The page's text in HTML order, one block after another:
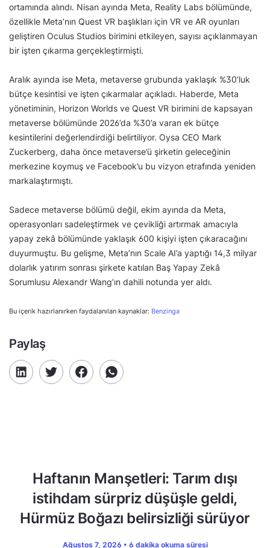
ortamında alındı. Nisan ayında Meta, Reality Labs bölümünde,
özellikle Meta’nın Quest VR başlıkları için VR ve AR oyunları
geliştiren Oculus Studios birimini etkileyen, sayısı açıklanmayan
bir işten çıkarma gerçekleştirmişti.
Aralık ayında ise Meta, metaverse grubunda yaklaşık %30’luk
bütçe kesintisi ve işten çıkarmalar açıkladı. Haberde, Meta
yönetiminin, Horizon Worlds ve Quest VR birimini de kapsayan
metaverse bölümünde 2026’da %30’a varan ek bütçe
kesintilerini değerlendirdiği belirtiliyor. Oysa CEO Mark
Zuckerberg, daha önce metaverse’ü şirketin geleceğinin
merkezine koymuş ve Facebook’u bu vizyon etrafında yeniden
markalaştırmıştı.
Sadece metaverse bölümü değil, ekim ayında da Meta,
operasyonları sadeleştirmek ve çevikliği artırmak amacıyla
yapay zekâ bölümünde yaklaşık 600 kişiyi işten çıkaracağını
duyurmuştu. Bu gelişme, Meta’nın Scale AI’a yaptığı 14,3 milyar
dolarlık yatırım sonrası şirkete katılan Baş Yapay Zekâ
Sorumlusu Alexandr Wang’ın dahili notunda yer aldı.
Bu içerik hazırlanırken faydalanılan kaynaklar: Benzinga
Paylaş
Haftanın Manşetleri: Tarım dışı
istihdam sürpriz düşüşle geldi,
Hürmüz Boğazı belirsizliği sürüyor
Ağustos 7, 2026 • 6 dakika okuma süresi